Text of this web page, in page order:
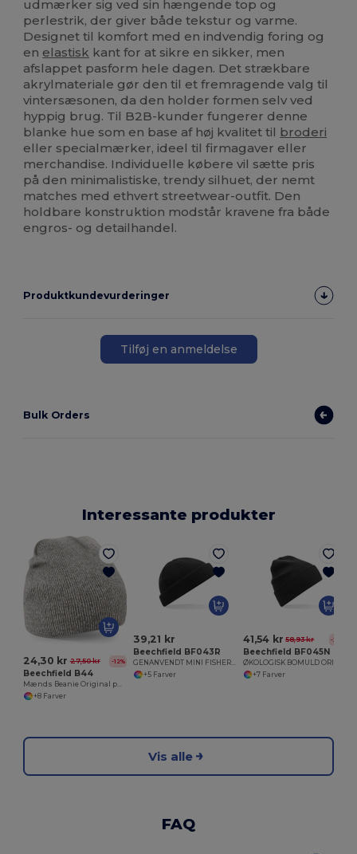
udmærker sig ved sin hængende top og
perlestrik, der giver både tekstur og varme.
Designet til komfort med en indvendig foring og
en elastisk kant for at sikre en sikker, men
afslappet pasform hele dagen. Det strækbare
akrylmateriale gør den til et fremragende valg til
vintersæsonen, da den holder formen selv ved
hyppig brug. Til B2B-kunder fungerer denne
blanke hue som en base af høj kvalitet til broderi
eller specialmærker, ideel til firmagaver eller
merchandise. Individuelle købere vil sætte pris
på den minimalistiske, trendy silhuet, der nemt
matches med ethvert streetwear-outfit. Den
holdbare konstruktion modstår kravene fra både
engros- og detailhandel.
Produktkundevurderinger
Tilføj en anmeldelse
Bulk Orders
Interessante produkter
24,30 kr 27,50 kr -12%
Beechfield B44
Mænds Beanie Original pull-on hat
+8 Farver
39,21 kr
Beechfield BF043R
GENANVENDT MINI FISHERMAN BEANIE
+5 Farver
41,54 kr 58,93 kr -30%
Beechfield BF045N
+7 Farver
Vis alle
FAQ